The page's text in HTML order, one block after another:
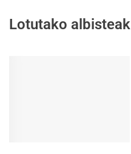
Lotutako albisteak